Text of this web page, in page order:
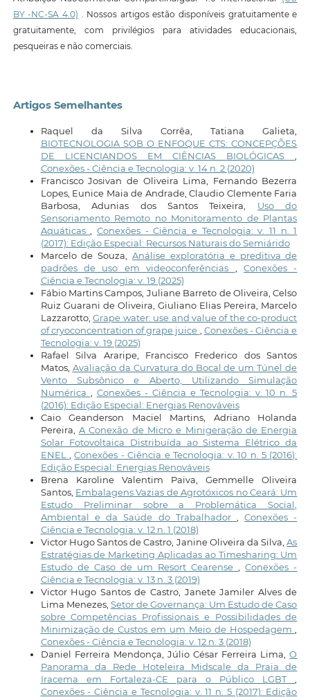
BY -NC-SA 4.0) . Nossos artigos estão disponíveis gratuitamente e
gratuitamente, com privilégios para atividades educacionais,
pesqueiras e não comerciais.
Artigos Semelhantes
Raquel da Silva Corrêa, Tatiana Galieta,
BIOTECNOLOGIA SOB O ENFOQUE CTS: CONCEPÇÕES
DE LICENCIANDOS EM CIÊNCIAS BIOLÓGICAS
Conexões - Ciência e Tecnologia: v. 14 n. 2 (2020)
Francisco Josivan de Oliveira Lima, Fernando Bezerra
Lopes, Eunice Maia de Andrade, Claudio Clemente Faria
Barbosa, Adunias dos Santos Teixeira, Uso do
Sensoriamento Remoto no Monitoramento de Plantas
Aquáticas
Conexões - Ciência e Tecnologia: v. 11 n. 1
(2017): Edição Especial: Recursos Naturais do Semiárido
Marcelo de Souza,Análise exploratória e preditiva de
padrões de uso em videoconferências
,Conexões -
Ciência e Tecnologia: v. 19 (2025)
Fábio Martins Campos, Juliane Barreto de Oliveira, Celso
Ruiz Guarani de Oliveira, Giuliano Elias Pereira, Marcelo
Lazzarotto,Grape water: use and value of the co-product
of cryoconcentration of grape juice
Conexões - Ciência e
Tecnologia: v. 19 (2025)
Rafael Silva Araripe, Francisco Frederico dos Santos
Matos, Avaliação da Curvatura do Bocal de um Túnel de
Vento Subsônico e Aberto, Utilizando Simulação
Numérica
Conexões - Ciência e Tecnologia: v. 10 n. 5
(2016): Edição Especial: Energias Renováveis
Caio Geanderson Maciel Martins, Adriano Holanda
Pereira, A Conexão de Micro e Minigeração de Energia
Solar Fotovoltaica Distribuída ao Sistema Elétrico da
ENEL
,Conexões - Ciência e Tecnologia: v. 10 n. 5 (2016):
Edição Especial: Energias Renováveis
Brena Karoline Valentim Paiva, Gemmelle Oliveira
Santos, Embalagens Vazias de Agrotóxicos no Ceará: Um
Estudo Preliminar sobre a Problemática Social,
Ambiental e da Saúde do Trabalhador
,Conexões -
Ciência e Tecnologia: v. 12 n. 1 (2018)
Victor Hugo Santos de Castro, Janine Oliveira da Silva,As
Estratégias de Marketing Aplicadas ao Timesharing: Um
Estudo de Caso de um Resort Cearense
,Conexões -
Ciência e Tecnologia: v. 13 n. 3 (2019)
Victor Hugo Santos de Castro, Janete Jamiler Alves de
Lima Menezes, Setor de Governança: Um Estudo de Caso
sobre Competências Profissionais e Possibilidades de
Minimização de Custos em um Meio de Hospedagem
Conexões - Ciência e Tecnologia: v. 12 n. 3 (2018)
Daniel Ferreira Mendonça, Júlio César Ferreira Lima,O
Panorama da Rede Hoteleira Midscale da Praia de
Iracema em Fortaleza-CE para o Público LGBT
Conexões - Ciência e Tecnologia: v. 11 n. 5 (2017): Edição